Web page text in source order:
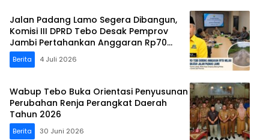
Jalan Padang Lamo Segera Dibangun,
Komisi III DPRD Tebo Desak Pemprov
Jambi Pertahankan Anggaran Rp70
Miliar
Berita 4 Juli 2026
Wabup Tebo Buka Orientasi Penyusunan
Perubahan Renja Perangkat Daerah
Tahun 2026
Berita 30 Juni 2026